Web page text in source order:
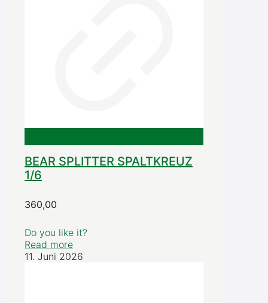
BEAR SPLITTER SPALTKREUZ
1/6
360,00
Do you like it?
Read more
11. Juni 2026